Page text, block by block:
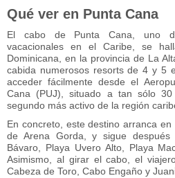
Qué ver en Punta Cana
El cabo de Punta Cana, uno
vacacionales en el Caribe, se
Dominicana, en la provincia de La
cabida numerosos resorts de 4 y 5
acceder fácilmente desde el
Cana (PUJ), situado a tan sólo
segundo más activo de la región
En concreto, este destino arranca
de Arena Gorda, y sigue después
Bávaro, Playa Uvero Alto, Playa
Asimismo, al girar el cabo, el
Cabeza de Toro, Cabo Engaño y